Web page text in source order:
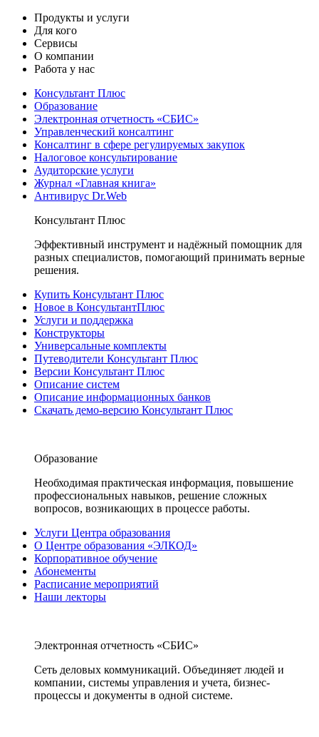
Продукты и услуги
Для кого
Сервисы
О компании
Работа у нас
Консультант Плюс
Образование
Электронная отчетность «СБИС»
Управленческий консалтинг
Консалтинг в сфере регулируемых закупок
Налоговое консультирование
Аудиторские услуги
Журнал «Главная книга»
Антивирус Dr.Web
Консультант Плюс
Эффективный инструмент и надёжный помощник для
разных специалистов, помогающий принимать верные
решения.
Купить Консультант Плюс
Новое в КонсультантПлюс
Услуги и поддержка
Конструкторы
Универсальные комплекты
Путеводители Консультант Плюс
Версии Консультант Плюс
Описание систем
Описание информационных банков
Скачать демо-версию Консультант Плюс
Образование
Необходимая практическая информация, повышение
профессиональных навыков, решение сложных
вопросов, возникающих в процессе работы.
Услуги Центра образования
О Центре образования «ЭЛКОД»
Корпоративное обучение
Абонементы
Расписание мероприятий
Наши лекторы
Электронная отчетность «СБИС»
Сеть деловых коммуникаций. Объединяет людей и
компании, системы управления и учета, бизнес-
процессы и документы в одной системе.